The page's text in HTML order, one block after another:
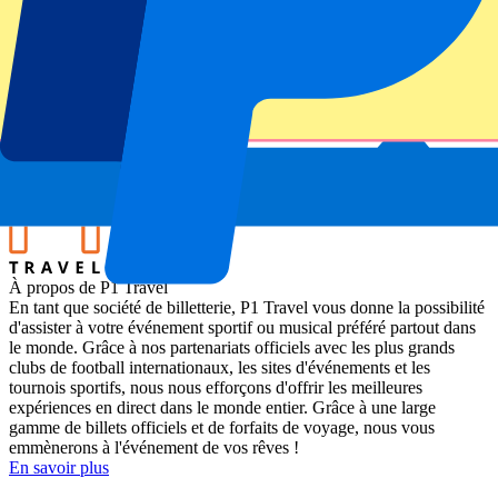
Compétition
Autumn Internationals 2025
Match
France vs Australia
Stade
Lieu de l'événement
À propos de P1 Travel
En tant que société de billetterie, P1 Travel vous donne la possibilité
d'assister à votre événement sportif ou musical préféré partout dans
le monde. Grâce à nos partenariats officiels avec les plus grands
clubs de football internationaux, les sites d'événements et les
tournois sportifs, nous nous efforçons d'offrir les meilleures
expériences en direct dans le monde entier. Grâce à une large
gamme de billets officiels et de forfaits de voyage, nous vous
emmènerons à l'événement de vos rêves !
En savoir plus